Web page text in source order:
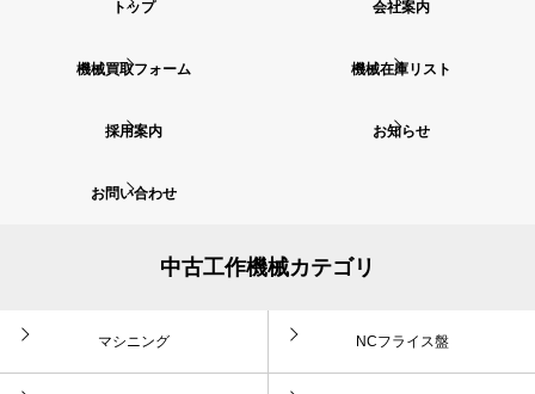
トップ 会社案内
機械買取フォーム 機械在庫リスト
採用案内 お知らせ
お問い合わせ
中古工作機械カテゴリ
マシニング NCフライス盤